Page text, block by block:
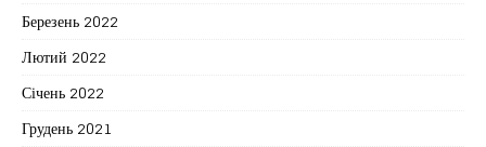
Березень 2022
Лютий 2022
Січень 2022
Грудень 2021